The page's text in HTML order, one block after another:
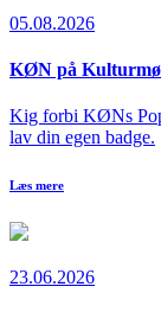
05.08.2026
KØN på
Kig forbi KØNs
lav din egen badge.
Læs mere
23.06.2026